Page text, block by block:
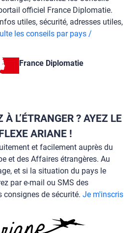
officiel France Diplomatie.
utiles, sécurité, adresses utiles,
les conseils par pays /
France Diplomatie
À L’ÉTRANGER ? AYEZ LE
ARIANE !
et facilement auprès du
et des Affaires étrangères. Au
et si la situation du pays le
par e-mail ou SMS des
de sécurité. Je m'inscris